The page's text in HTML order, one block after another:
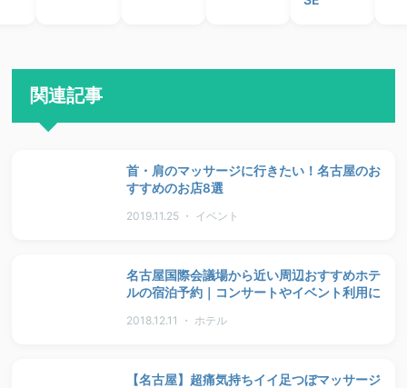
関連記事
首・肩のマッサージに行きたい！名古屋のお
すすめのお店8選
2019.11.25 ・ イベント
名古屋国際会議場から近い周辺おすすめホテ
ルの宿泊予約｜コンサートやイベント利用に
2018.12.11 ・ ホテル
【名古屋】超痛気持ちイイ足つぼマッサージ